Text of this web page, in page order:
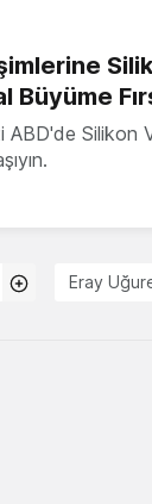
ABD'de Silikon
Eray